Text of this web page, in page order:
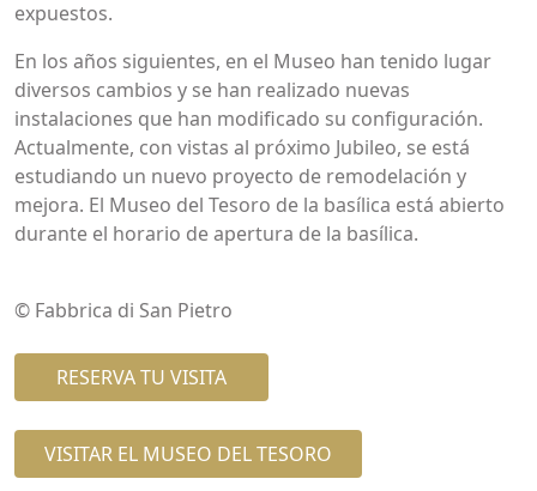
expuestos.
En los años siguientes, en el Museo han tenido lugar
diversos cambios y se han realizado nuevas
instalaciones que han modificado su configuración.
Actualmente, con vistas al próximo Jubileo, se está
estudiando un nuevo proyecto de remodelación y
mejora. El Museo del Tesoro de la basílica está abierto
durante el horario de apertura de la basílica.
© Fabbrica di San Pietro
RESERVA TU VISITA
VISITAR EL MUSEO DEL TESORO